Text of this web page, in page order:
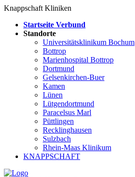
Knappschaft Kliniken
Startseite Verbund
Standorte
Universitätsklinikum Bochum
Bottrop
Marienhospital Bottrop
Dortmund
Gelsenkirchen-Buer
Kamen
Lünen
Lütgendortmund
Paracelsus Marl
Püttlingen
Recklinghausen
Sulzbach
Rhein-Maas Klinikum
KNAPPSCHAFT